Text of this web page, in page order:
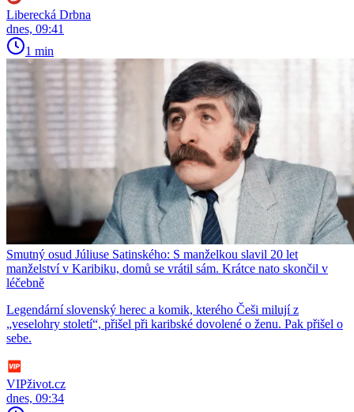
Liberecká Drbna
dnes, 09:41
1 min
Smutný osud Júliuse Satinského: S manželkou slavil 20 let
manželství v Karibiku, domů se vrátil sám. Krátce nato skončil v
léčebně
Legendární slovenský herec a komik, kterého Češi milují z
„veselohry století“, přišel při karibské dovolené o ženu. Pak přišel o
sebe.
VIPživot.cz
dnes, 09:34